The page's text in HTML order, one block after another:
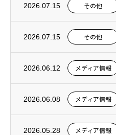
2026.07.15 その他
2026.07.15 その他
2026.06.12 メディア情報
2026.06.08 メディア情報
2026.05.28 メディア情報